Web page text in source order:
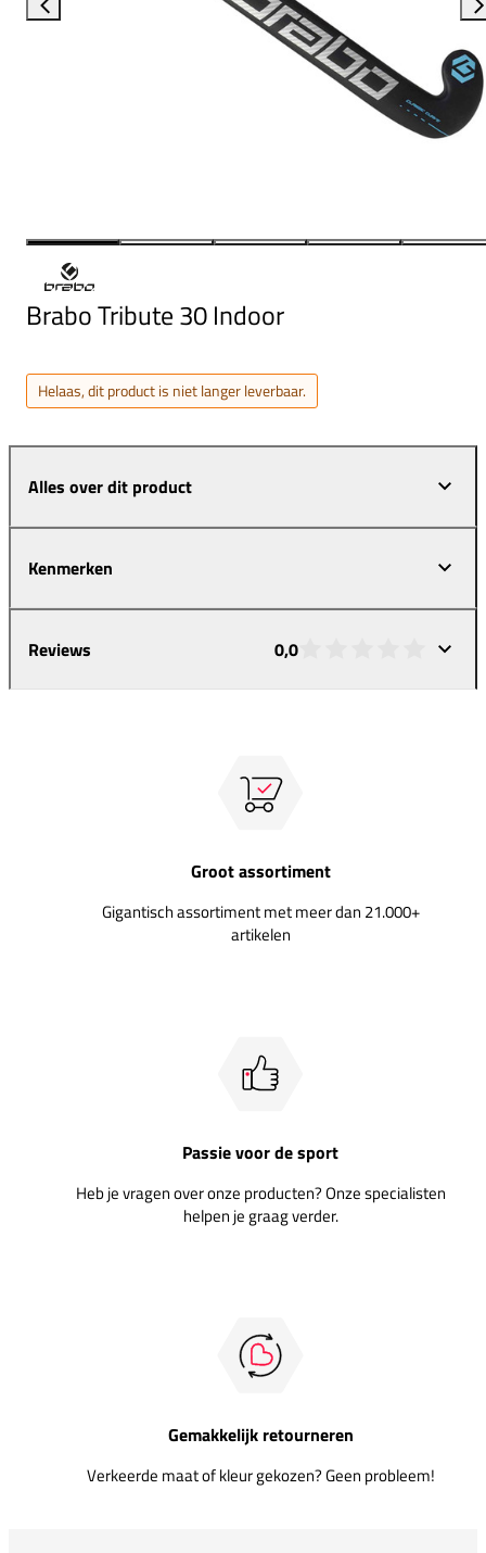
Brabo Tribute 30 Indoor
Helaas, dit product is niet langer leverbaar.
Alles over dit product
Kenmerken
Reviews 0,0
Groot assortiment
Gigantisch assortiment met meer dan 21.000+
artikelen
Passie voor de sport
Heb je vragen over onze producten? Onze specialisten
helpen je graag verder.
Gemakkelijk retourneren
Verkeerde maat of kleur gekozen? Geen probleem!